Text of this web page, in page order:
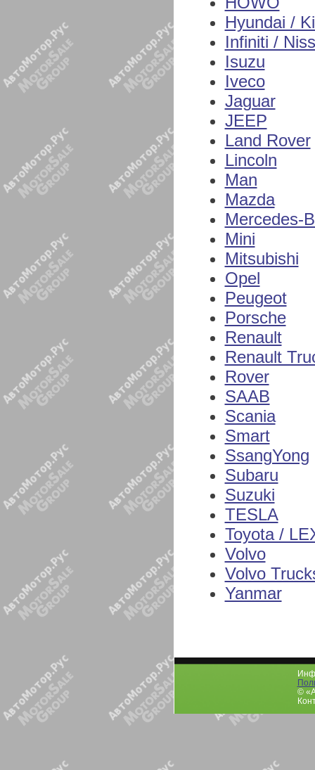
Hyundai /
Infiniti /
Isuzu
Iveco
Jaguar
JEEP
Land Rover
Lincoln
Man
Mazda
Mercedes-
Mini
Mitsubishi
Opel
Peugeot
Porsche
Renault
Renault
Rover
SAAB
Scania
Smart
SsangYong
Subaru
Suzuki
TESLA
Toyota /
Volvo
Volvo
Yanmar
©